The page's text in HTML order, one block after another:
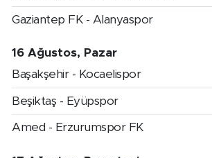
Gaziantep FK - Alanyaspor
16 Ağustos, Pazar
Başakşehir - Kocaelispor
Beşiktaş - Eyüpspor
Amed - Erzurumspor FK